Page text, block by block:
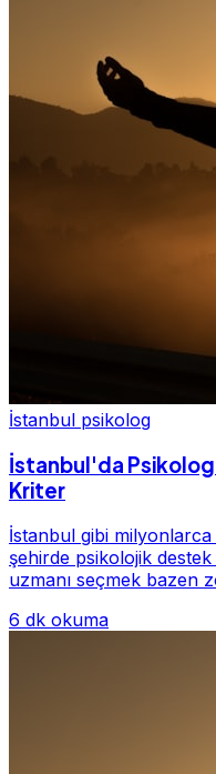
İstanbul psikolog
İstanbul'da Psikolog
Kriter
İstanbul gibi milyonlarca
şehirde psikolojik
uzmanı seçmek bazen
6 dk okuma